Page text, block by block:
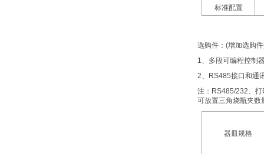
标准配置
选购件： (增加选购
1、多段可编程控制
2、 RS485接口和通
注： RS485/232、
可放置三角烧瓶夹数
器皿规格